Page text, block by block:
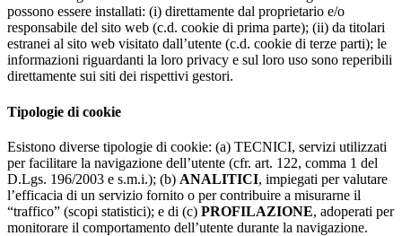
possono essere installati: (i) direttamente dal proprietario e/o
responsabile del sito web (c.d. cookie di prima parte); (ii) da titolari
estranei al sito web visitato dall’utente (c.d. cookie di terze parti); le
informazioni riguardanti la loro privacy e sul loro uso sono reperibili
direttamente sui siti dei rispettivi gestori.
Tipologie di cookie
Esistono diverse tipologie di cookie: (a) TECNICI, servizi utilizzati
per facilitare la navigazione dell’utente (cfr. art. 122, comma 1 del
D.Lgs. 196/2003 e s.m.i.); (b) ANALITICI, impiegati per valutare
l’efficacia di un servizio fornito o per contribuire a misurarne il
“traffico” (scopi statistici); e di (c) PROFILAZIONE, adoperati per
monitorare il comportamento dell’utente durante la navigazione.